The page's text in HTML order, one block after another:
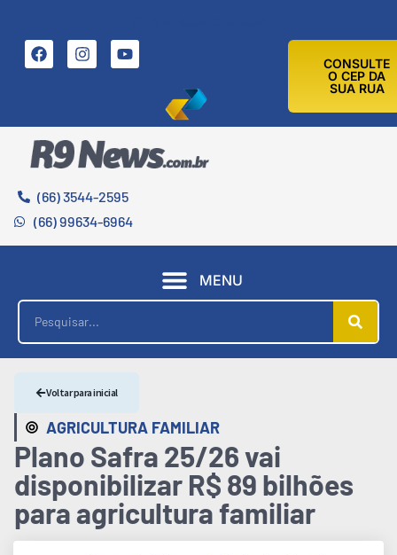
CONSULTE
O CEP DA
SUA RUA
(66) 3544-2595
(66) 99634-6964
MENU
AGRICULTURA FAMILIAR
Voltar para inicial
Plano Safra 25/26 vai
disponibilizar R$ 89 bilhões
para agricultura familiar